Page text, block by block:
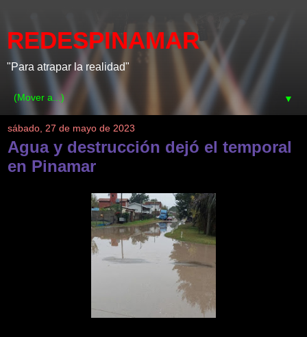
REDESPINAMAR
"Para atrapar la realidad"
▼
sábado, 27 de mayo de 2023
Agua y destrucción dejó el temporal
en Pinamar